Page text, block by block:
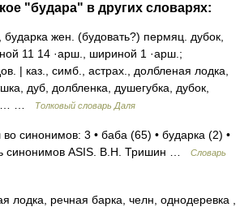
"будара" в других словарях:
жен. (будовать?) пермяц. дубок,
11 14 ·арш., шириной 1 ·арш.;
| каз., симб., астрах., долбленая лодка,
дуб, долбленка, душегубка, дубок,
…
Толковый словарь Даля
синонимов: 3 • баба (65) • бударка (2) •
синонимов ASIS. В.Н. Тришин …
Словарь
лодка, речная барка, челн, однодеревка ,